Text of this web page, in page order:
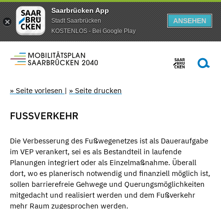
Saarbrücken App
Stadt Saarbrücken
KOSTENLOS - Bei Google Play
ANSEHEN
» Seite vorlesen | » Seite drucken
FUSSVERKEHR
Die Verbesserung des Fußwegenetzes ist als Daueraufgabe
im VEP verankert, sei es als Bestandteil in laufende
Planungen integriert oder als Einzelmaßnahme. Überall
dort, wo es planerisch notwendig und finanziell möglich ist,
sollen barrierefreie Gehwege und Querungsmöglichkeiten
mitgedacht und realisiert werden und dem Fußverkehr
mehr Raum zugesprochen werden.